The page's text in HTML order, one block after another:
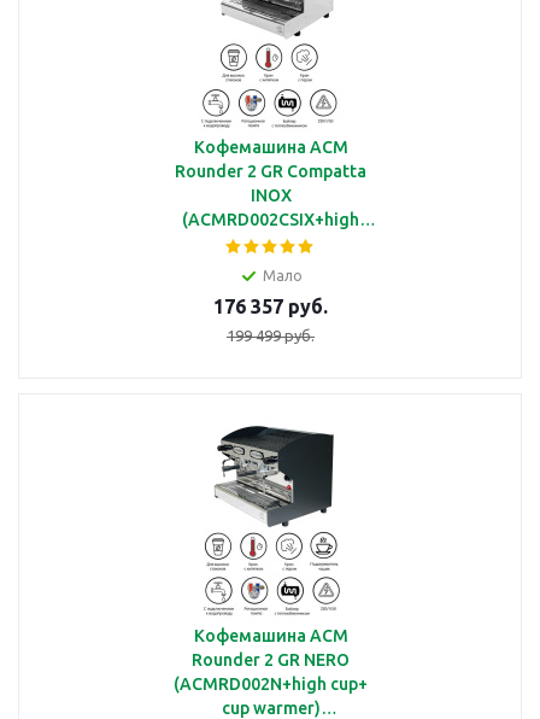
Кофемашина ACM
Rounder 2 GR Compatta
INOX
(ACMRD002CSIX+high
cup)
полуавтоматическая с 2
чашки
Мало
176 357 руб.
199 499 руб.
Кофемашина ACM
Rounder 2 GR NERO
(ACMRD002N+high cup+
cup warmer)